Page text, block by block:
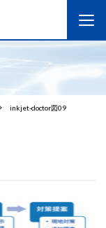
inkjet-doctor図09